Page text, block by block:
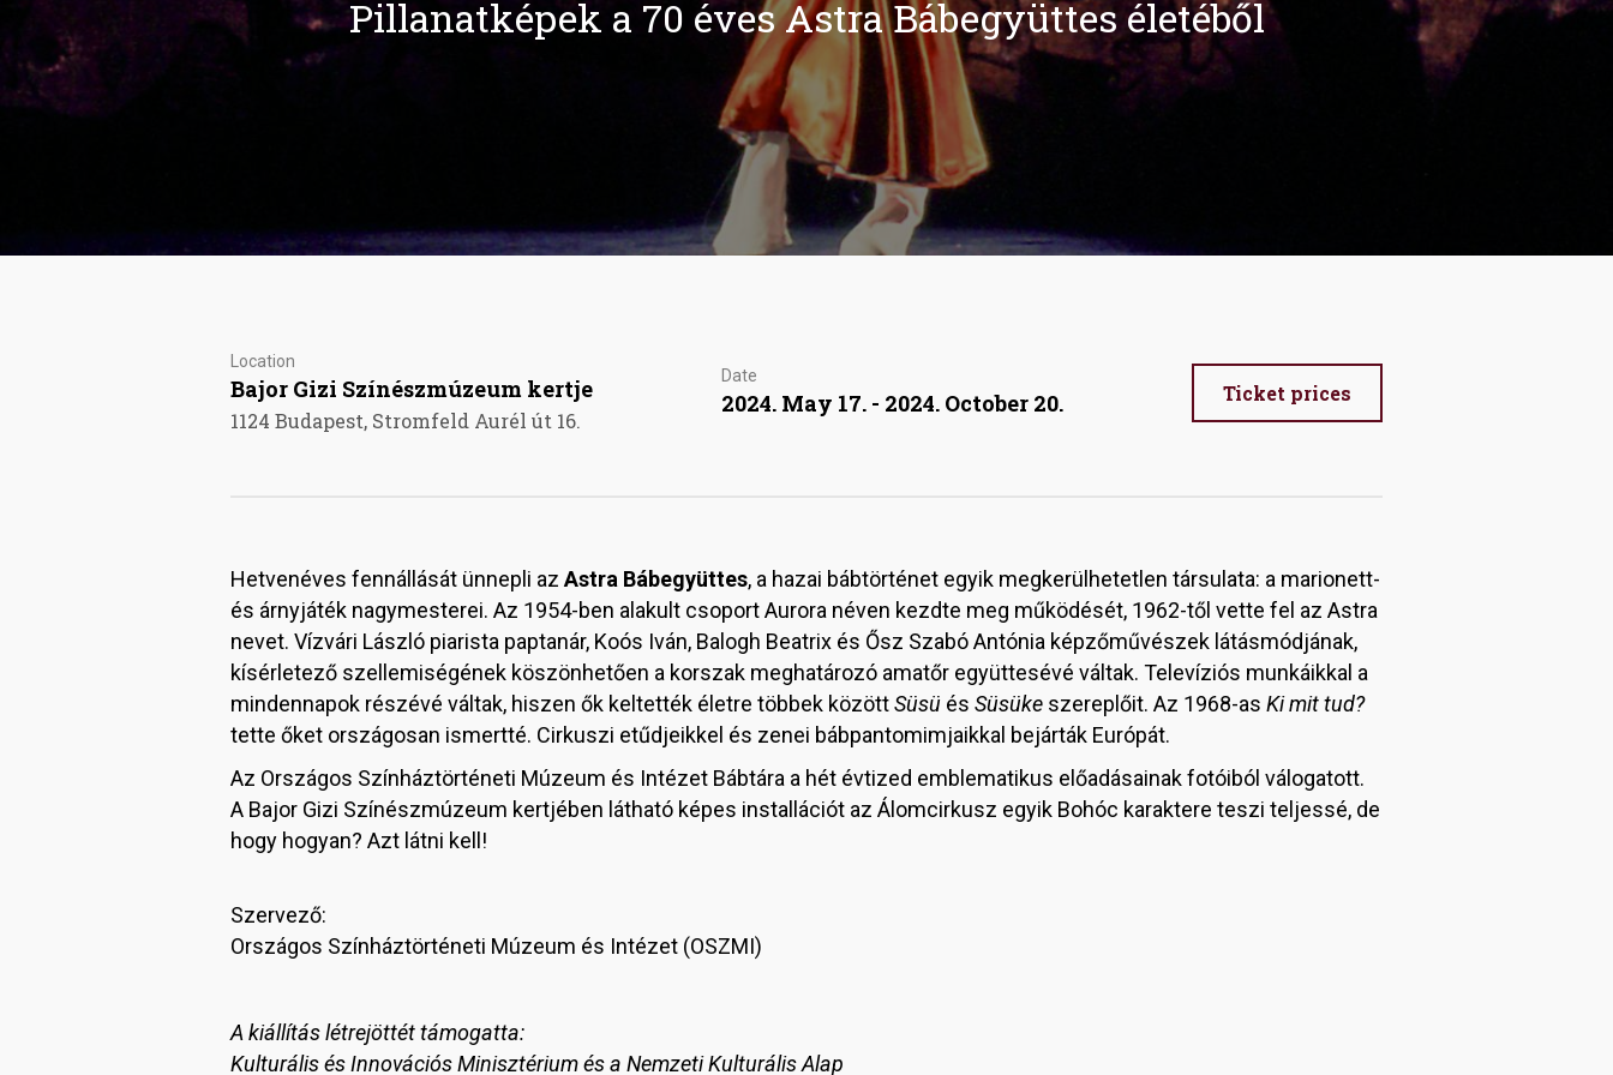
Pillanatképek a 70 éves Astra Bábegyüttes életéből
Location
Bajor Gizi Színészmúzeum kertje
1124 Budapest, Stromfeld Aurél út 16.
Date
2024. May 17. - 2024. October 20. Ticket prices
Hetvenéves fennállását ünnepli az Astra Bábegyüttes, a hazai bábtörténet egyik megkerülhetetlen társulata: a marionett-
és árnyjáték nagymesterei. Az 1954-ben alakult csoport Aurora néven kezdte meg működését, 1962-től vette fel az Astra
nevet. Vízvári László piarista paptanár, Koós Iván, Balogh Beatrix és Ősz Szabó Antónia képzőművészek látásmódjának,
kísérletező szellemiségének köszönhetően a korszak meghatározó amatőr együttesévé váltak. Televíziós munkáikkal a
mindennapok részévé váltak, hiszen ők keltették életre többek közöttSüsü és Süsüke szereplőit. Az 1968-as Ki mit tud?
tette őket országosan ismertté. Cirkuszi etűdjeikkel és zenei bábpantomimjaikkal bejárták Európát.
Az Országos Színháztörténeti Múzeum és Intézet Bábtára a hét évtized emblematikus előadásainak fotóiból válogatott.
A Bajor Gizi Színészmúzeum kertjében látható képes installációt az Álomcirkusz egyik Bohóc karaktere teszi teljessé, de
hogy hogyan? Azt látni kell!
Szervező:
Országos Színháztörténeti Múzeum és Intézet (OSZMI)
A kiállítás létrejöttét támogatta:
Kulturális és Innovációs Minisztérium és a Nemzeti Kulturális Alap